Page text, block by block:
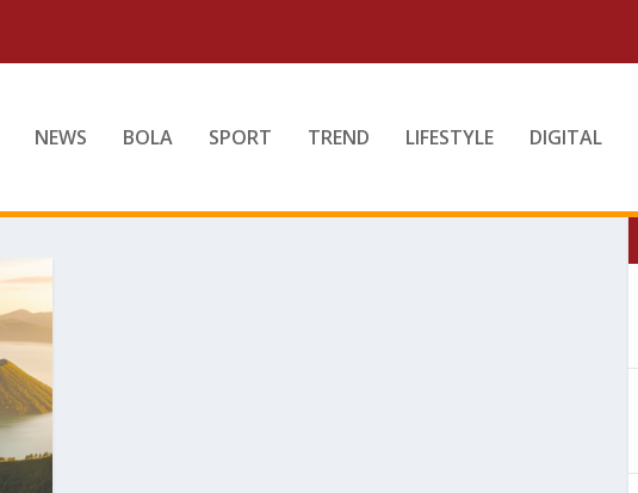
NEWS BOLA SPORT TREND LIFESTYLE DIGITAL